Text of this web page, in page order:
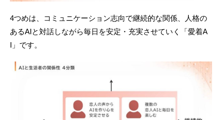
4つめは、コミュニケーション志向で継続的な関係、人格の
あるAIと対話しながら毎日を安定・充実させていく「愛着A
I」です。